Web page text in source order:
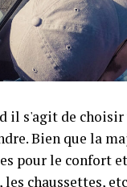
il s'agit de
Bien que la
pour le confort
les chaussettes,